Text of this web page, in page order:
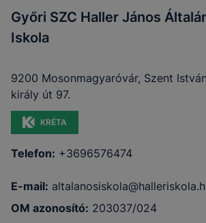
Győri SZC Haller János
Iskola
9200 Mosonmagyaróvár, Szent István
király út 97.
KRÉTA
Telefon: +3696576474
E-mail:
OM azonosító: 203037/024